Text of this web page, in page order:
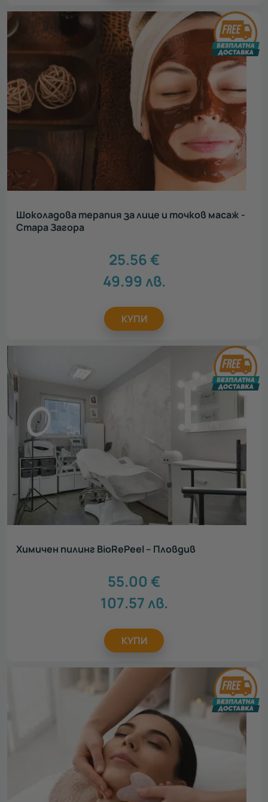
Шоколадова терапия за лице и точков масаж -
Стара Загора
25.56€
49.99 лв.
КУПИ
Химичен пилинг BioRePeel – Пловдив
55.00 €
107.57лв.
КУПИ